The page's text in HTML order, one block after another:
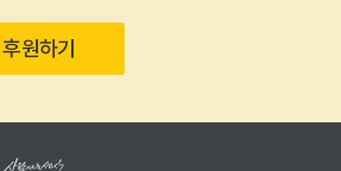
후원하기